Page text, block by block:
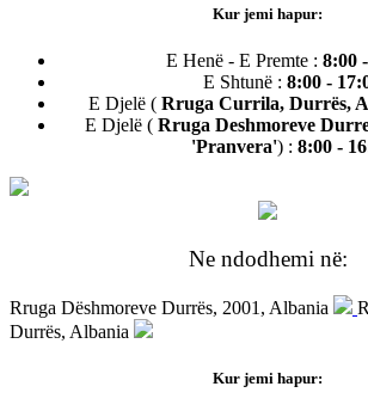
Kur jemi hapur:
E Henë - E Premte : 8:00
E Shtunë : 8:00 -
E Djelë (Rruga Currila, Durrës,
E Djelë ( Rruga Deshmoreve
'Pranvera') : 8:00 -
Ne ndodhemi në:
Rruga Dëshmoreve Durrës, 2001, Albania
Durrës, Albania
Kur jemi hapur: